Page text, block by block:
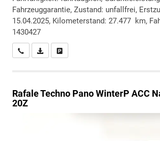
Fahrzeuggarantie, Zustand: unfallfrei,
15.04.2025, Kilometerstand: 27.477 km,
1430427
Wir rufen Sie anPDF-Datei, Fahrzeugexposé drucken
RafaleTechno Pano WinterP ACC
20Z